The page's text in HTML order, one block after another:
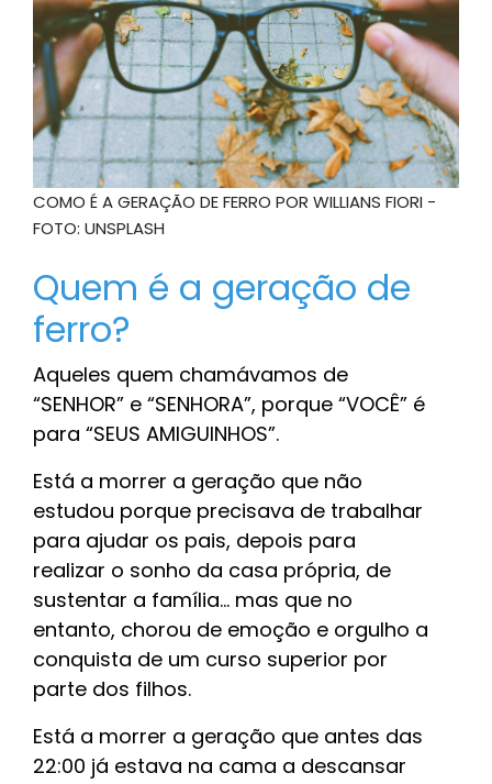
COMO É A GERAÇÃO DE FERRO POR WILLIANS FIORI -
FOTO: UNSPLASH
Quem é a geração de
ferro?
Aqueles quem chamávamos de
“SENHOR” e “SENHORA”, porque “VOCÊ” é
para “SEUS AMIGUINHOS”.
Está a morrer a geração que não
estudou porque precisava de trabalhar
para ajudar os pais, depois para
realizar o sonho da casa própria, de
sustentar a família... mas que no
entanto, chorou de emoção e orgulho a
conquista de um curso superior por
parte dos filhos.
Está a morrer a geração que antes das
22:00 já estava na cama a descansar